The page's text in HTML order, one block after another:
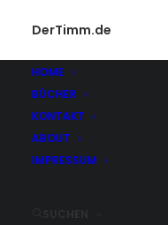
DerTimm.de
HOME
BÜCHER
KONTAKT
ABOUT
IMPRESSUM